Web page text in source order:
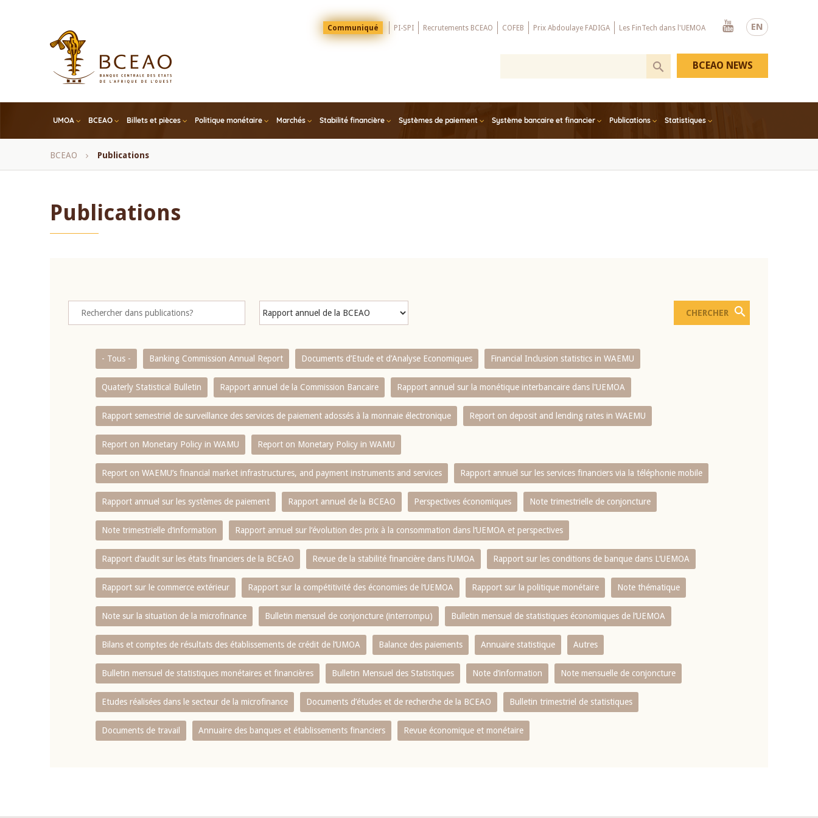
EN
Menu
Top
Communiqué PI-SPI Recrutements BCEAO COFEB Prix Abdoulaye FADIGA Les FinTech dans l'UEMOA
Youtube
UMOA BCEAO Billets et pièces Politique monétaire Marchés Stabilité financière Systèmes de paiement Système bancaire et financier Publications Statistiques
BCEAO NEWS
Fil
BCEAO Publications
Publications
- Tous - Banking Commission Annual Report Documents d’Etude et d’Analyse Economiques Financial Inclusion statistics in WAEMU
Quaterly Statistical Bulletin Rapport annuel de la Commission Bancaire Rapport annuel sur la monétique interbancaire dans l'UEMOA
Rapport semestriel de surveillance des services de paiement adossés à la monnaie électronique Report on deposit and lending rates in WAEMU
Report on Monetary Policy in WAMU Report on Monetary Policy in WAMU
Report on WAEMU’s financial market infrastructures, and payment instruments and services Rapport annuel sur les services financiers via la téléphonie mobile
Rapport annuel sur les systèmes de paiement Rapport annuel de la BCEAO Perspectives économiques Note trimestrielle de conjoncture
Note trimestrielle d‘information Rapport annuel sur l‘évolution des prix à la consommation dans l‘UEMOA et perspectives
Rapport d‘audit sur les états financiers de la BCEAO Revue de la stabilité financière dans l‘UMOA Rapport sur les conditions de banque dans L‘UEMOA
Rapport sur le commerce extérieur Rapport sur la compétitivité des économies de l‘UEMOA Rapport sur la politique monétaire Note thématique
Note sur la situation de la microfinance Bulletin mensuel de conjoncture (interrompu) Bulletin mensuel de statistiques économiques de l‘UEMOA
Bilans et comptes de résultats des établissements de crédit de l‘UMOA Balance des paiements Annuaire statistique Autres
Bulletin mensuel de statistiques monétaires et financières Bulletin Mensuel des Statistiques Note d’information Note mensuelle de conjoncture
Etudes réalisées dans le secteur de la microfinance Documents d’études et de recherche de la BCEAO Bulletin trimestriel de statistiques
Documents de travail Annuaire des banques et établissements financiers Revue économique et monétaire